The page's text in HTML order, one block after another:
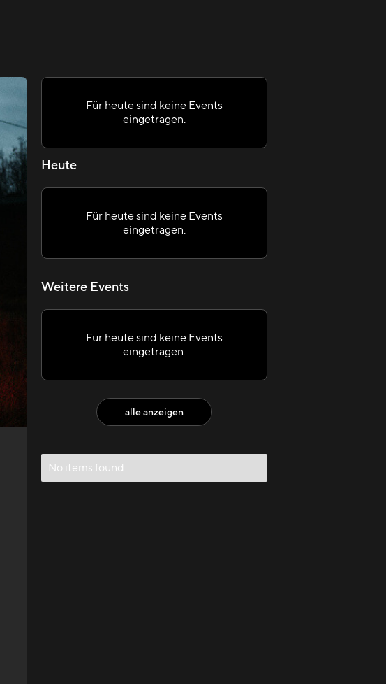
Für heute sind keine Events
eingetragen.
Heute
Für heute sind keine Events
eingetragen.
Weitere Events
Für heute sind keine Events
eingetragen.
alle anzeigen
No items found.